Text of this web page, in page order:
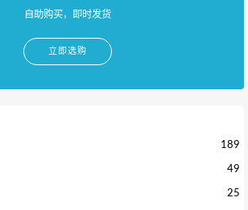
自助购买，即时发货
立即选购
189
49
25